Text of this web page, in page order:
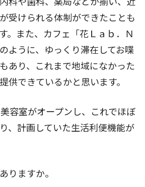
受けられる体制ができたことも
。また、カフェ「花Ｌａｂ．Ｎ
ように、ゆっくり滞在してお喋
あり、これまで地域になかった
供できているかと思います。
室がオープンし、これでほぼ
、計画していた生活利便機能が
りますか。